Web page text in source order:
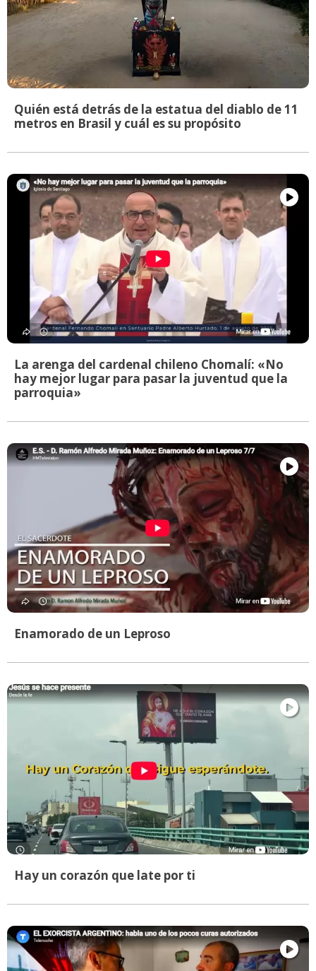
Quién está detrás de la estatua del diablo de 11
metros en Brasil y cuál es su propósito
La arenga del cardenal chileno Chomalí: «No
hay mejor lugar para pasar la juventud que la
parroquia»
Enamorado de un Leproso
Hay un corazón que late por ti